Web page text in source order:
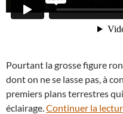
Pourtant la grosse figure
dont on ne se lasse pas, à
premiers plans terrestres
éclairage.Continuer la